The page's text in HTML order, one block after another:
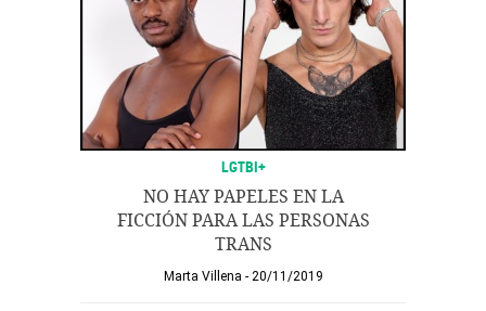
LGTBI+
NO HAY PAPELES EN LA
FICCIÓN PARA LAS PERSONAS
TRANS
Marta Villena 20/11/2019